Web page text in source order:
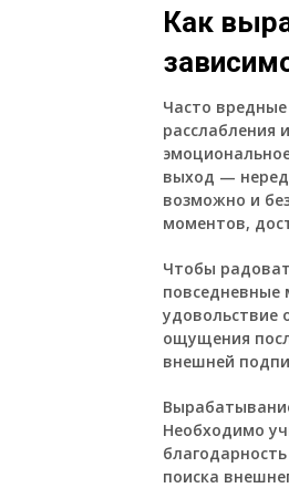
Как
Часто
расслабления
выход —
возможно и
моментов,
Чтобы
повседневные
удовольствие
ощущения
внешней
Необходимо
поиска